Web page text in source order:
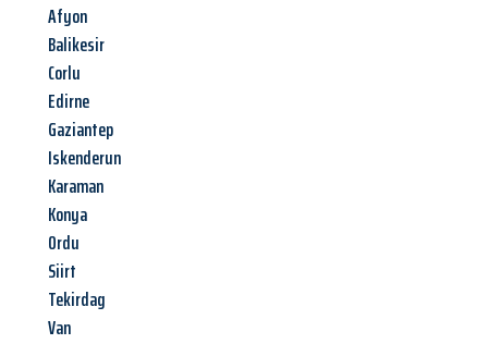
Afyon
Balikesir
Corlu
Edirne
Gaziantep
Iskenderun
Karaman
Konya
Ordu
Siirt
Tekirdag
Van